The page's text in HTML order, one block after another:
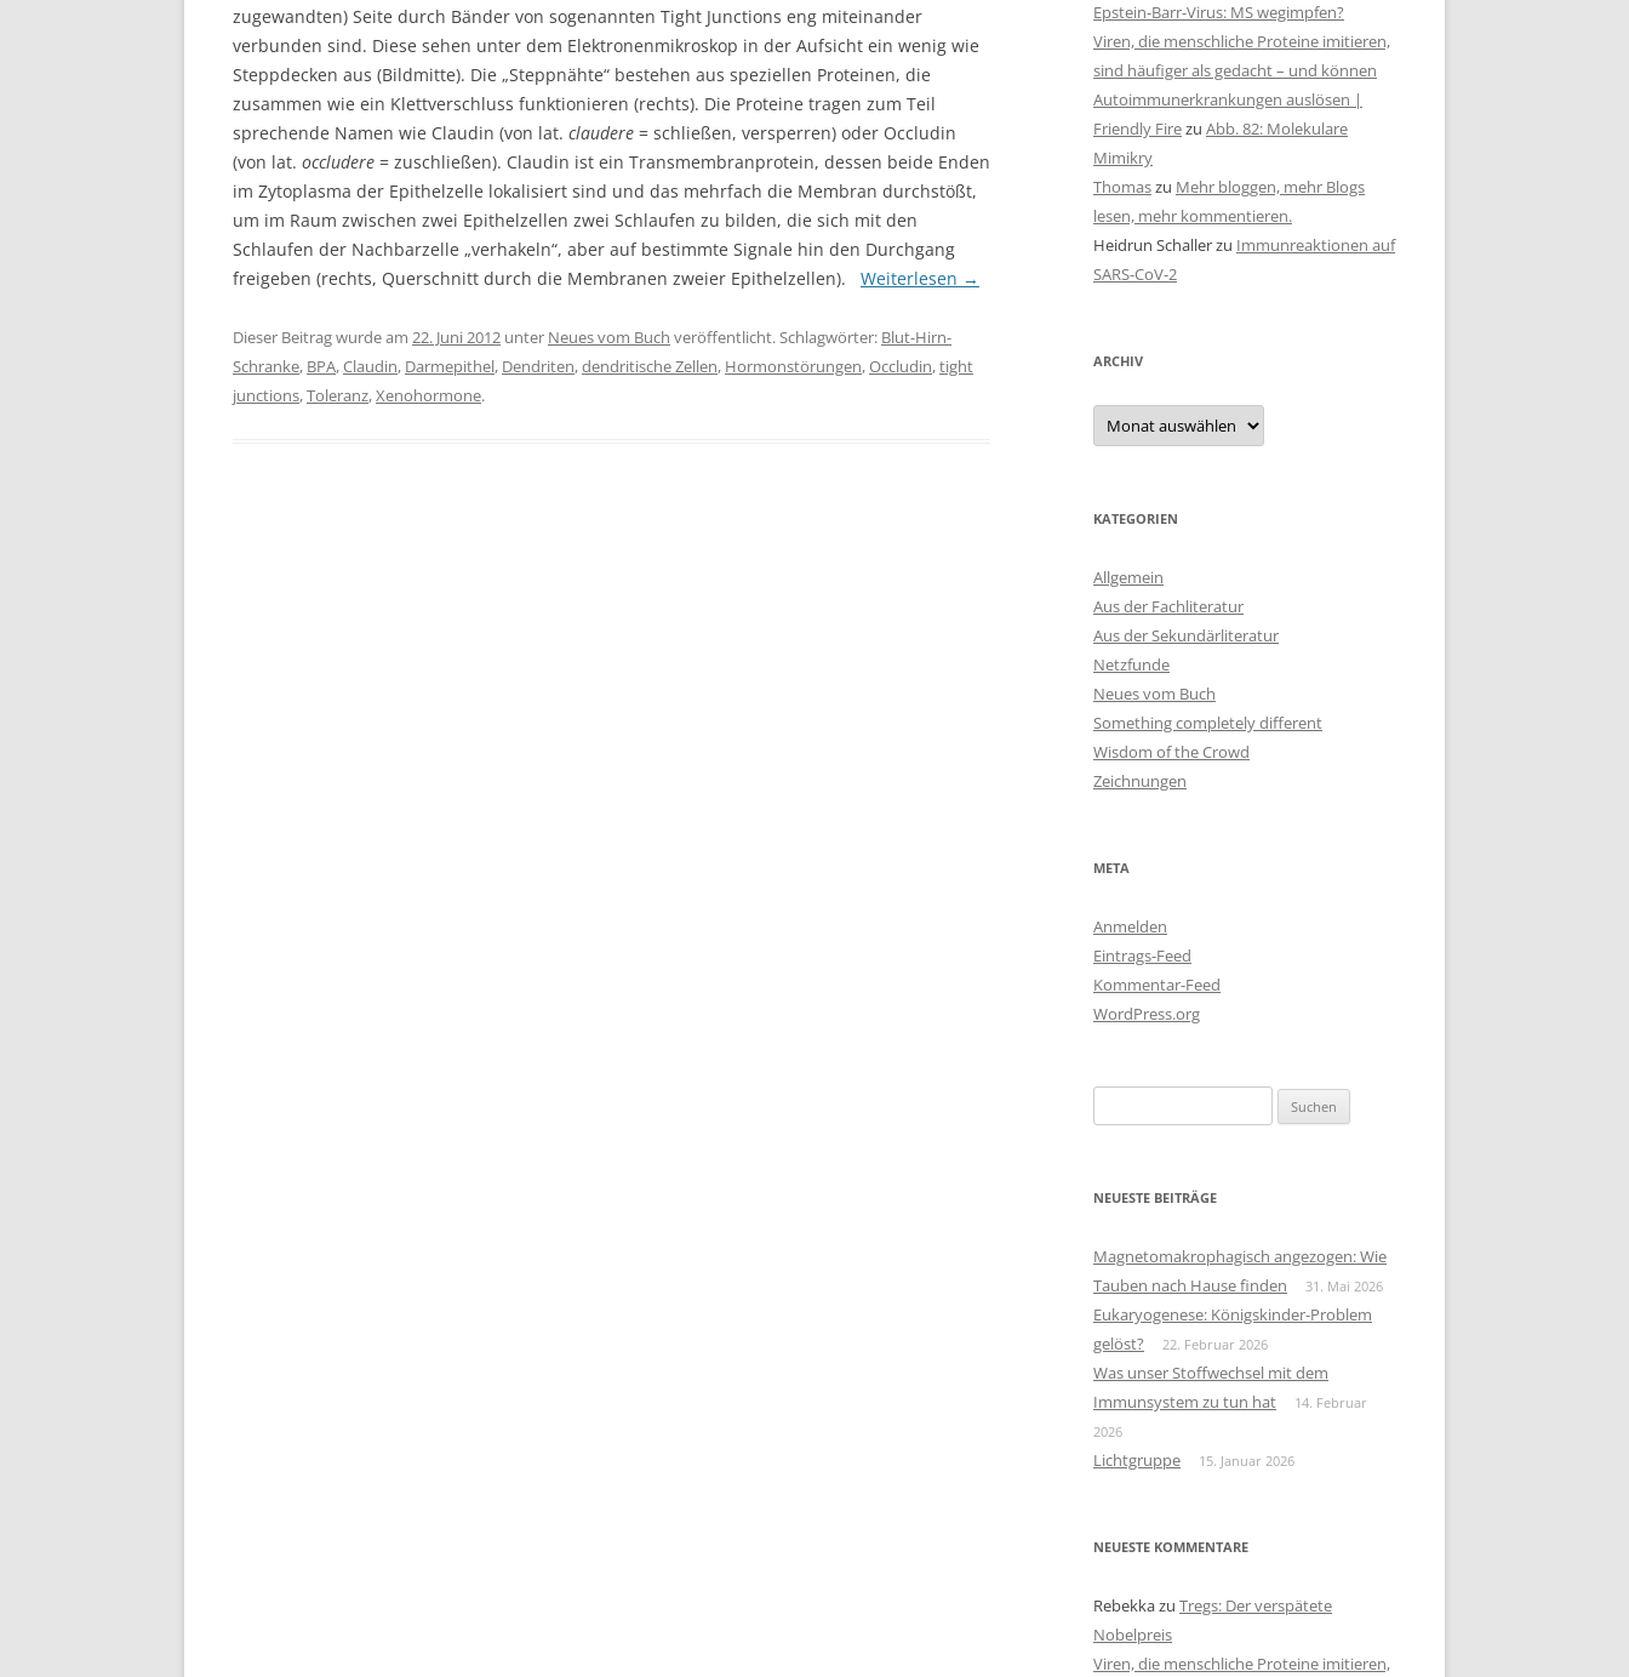
zugewandten) Seite durch Bänder von sogenannten Tight Junctions eng miteinander
verbunden sind. Diese sehen unter dem Elektronenmikroskop in der Aufsicht ein wenig wie
Steppdecken aus (Bildmitte). Die „Steppnähte“ bestehen aus speziellen Proteinen, die
zusammen wie ein Klettverschluss funktionieren (rechts). Die Proteine tragen zum Teil
sprechende Namen wie Claudin (von lat. claudere = schließen, versperren) oder Occludin
(von lat. occludere = zuschließen). Claudin ist ein Transmembranprotein, dessen beide Enden
im Zytoplasma der Epithelzelle lokalisiert sind und das mehrfach die Membran durchstößt,
um im Raum zwischen zwei Epithelzellen zwei Schlaufen zu bilden, die sich mit den
Schlaufen der Nachbarzelle „verhakeln“, aber auf bestimmte Signale hin den Durchgang
freigeben (rechts, Querschnitt durch die Membranen zweier Epithelzellen). Weiterlesen →
Dieser Beitrag wurde am 22. Juni 2012 unter Neues vom Buch veröffentlicht. Schlagwörter: Blut-Hirn-
Schranke, BPA,Claudin, Darmepithel, Dendriten,dendritische Zellen, Hormonstörungen,Occludin,tight
junctions,Toleranz,Xenohormone.
Epstein-Barr-Virus: MS wegimpfen?
Viren, die menschliche Proteine imitieren,
sind häufiger als gedacht – und können
Autoimmunerkrankungen auslösen |
Friendly Firezu Abb. 82: Molekulare
Mimikry
Thomaszu Mehr bloggen, mehr Blogs
lesen, mehr kommentieren.
Heidrun Schallerzu Immunreaktionen auf
SARS-CoV-2
ARCHIV
Archiv
KATEGORIEN
Allgemein
Aus der Fachliteratur
Aus der Sekundärliteratur
Netzfunde
Neues vom Buch
Something completely different
Wisdom of the Crowd
Zeichnungen
META
Anmelden
Eintrags-Feed
Kommentar-Feed
WordPress.org
nach:
NEUESTE BEITRÄGE
Magnetomakrophagisch angezogen: Wie
Tauben nach Hause finden
31. Mai 2026
Eukaryogenese: Königskinder-Problem
gelöst?
22. Februar 2026
Was unser Stoffwechsel mit dem
Immunsystem zu tun hat
14. Februar
2026
Lichtgruppe 15. Januar 2026
NEUESTE KOMMENTARE
Rebekkazu Tregs: Der verspätete
Nobelpreis
Viren, die menschliche Proteine imitieren,